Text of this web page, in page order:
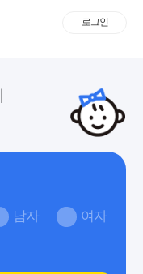
로그인
남자 여자